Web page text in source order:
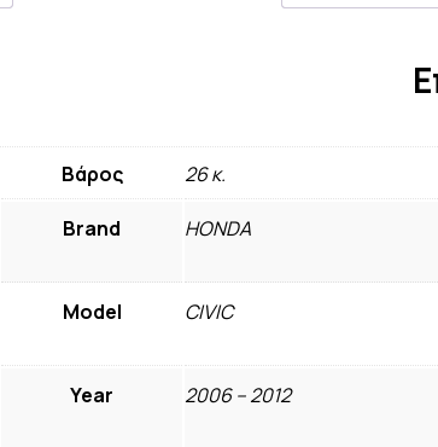
Βάρος 26 κ.
Brand HONDA
Model CIVIC
Year 2006 – 2012